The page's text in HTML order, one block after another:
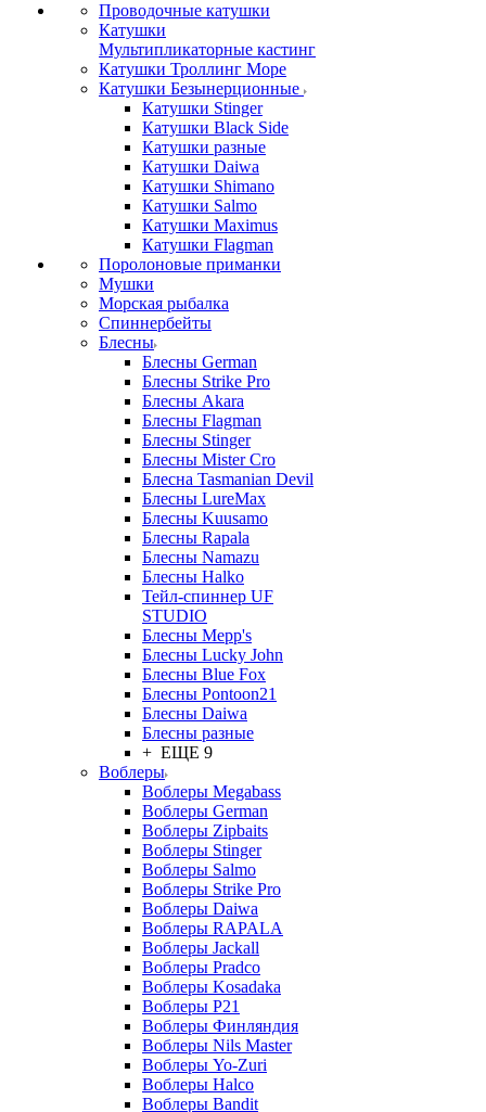
Проводочные катушки
Катушки
Мультипликаторные кастинг
Катушки Троллинг Море
Катушки Безынерционные
Катушки Stinger
Катушки Black Side
Катушки разные
Катушки Daiwa
Катушки Shimano
Катушки Salmo
Катушки Maximus
Катушки Flagman
Поролоновые приманки
Мушки
Морская рыбалка
Спиннербейты
Блесны
Блесны German
Блесны Strike Pro
Блесны Akara
Блесны Flagman
Блесны Stinger
Блесны Mister Cro
Блесна Tasmanian Devil
Блесны LureMax
Блесны Kuusamo
Блесны Rapala
Блесны Namazu
Блесны Halko
Тейл-спиннер UF
STUDIO
Блесны Mepp's
Блесны Lucky John
Блесны Blue Fox
Блесны Pontoon21
Блесны Daiwa
Блесны разные
+ ЕЩЕ 9
Воблеры
Воблеры Megabass
Воблеры German
Воблеры Zipbaits
Воблеры Stinger
Воблеры Salmo
Воблеры Strike Pro
Воблеры Daiwa
Воблеры RAPALA
Воблеры Jackall
Воблеры Pradco
Воблеры Kosadaka
Воблеры P21
Воблеры Финляндия
Воблеры Nils Master
Воблеры Yo-Zuri
Воблеры Halco
Воблеры Bandit